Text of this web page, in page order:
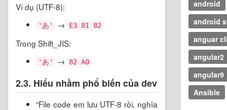
Ví dụ (UTF-8):
'あ' → E3 81 82
Trong Shift_JIS:
'あ' → 82 A0
2.3. Hiểu nhầm phổ biến của dev
“File code em lưu UTF-8 rồi, nghĩa
android
android
anguar
angular2
angular9
Ansible